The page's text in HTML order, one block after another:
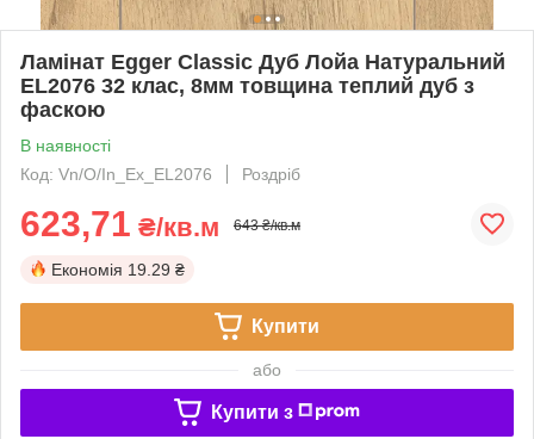
Ламінат Egger Classic Дуб Лойа Натуральний
EL2076 32 клас, 8мм товщина теплий дуб з
фаскою
В наявності
Код: Vn/О/In_Ex_EL2076
Роздріб
623,71 ₴/кв.м 643 ₴/кв.м
Економія 19.29 ₴
Купити
або
Купити з